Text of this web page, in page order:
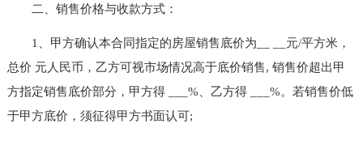
二、销售价格与收款方式：
1、甲方确认本合同指定的房屋销售底价为__ __元/平方米，
总价 元人民币，乙方可视市场情况高于底价销售, 销售价超出甲
方指定销售底价部分，甲方得 ___%、乙方得 ___%。若销售价低
于甲方底价，须征得甲方书面认可;